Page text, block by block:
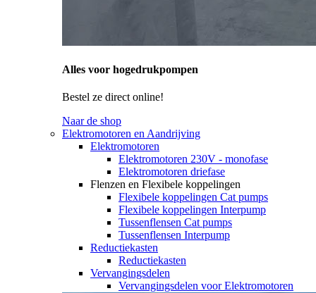
Alles voor hogedrukpompen
Bestel ze direct online!
Naar de shop
Elektromotoren en Aandrijving
Elektromotoren
Elektromotoren 230V - monofase
Elektromotoren driefase
Flenzen en Flexibele koppelingen
Flexibele koppelingen Cat pumps
Flexibele koppelingen Interpump
Tussenflensen Cat pumps
Tussenflensen Interpump
Reductiekasten
Reductiekasten
Vervangingsdelen
Vervangingsdelen voor Elektromotoren